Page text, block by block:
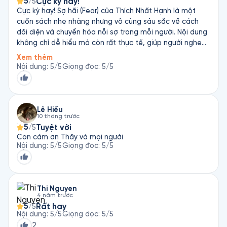
hưởng nắng ấm, trời trong, gió lành. Nếu quán chiếu sâu sắc
và tỏ tường lo sợ thì ta sẽ khám phá ra rằng ta có thể sống
một cuộc đời đáng sống.
Cực kỳ hay! Sợ hãi (Fear) của Thích Nhất Hạnh là một
cuốn sách nhẹ nhàng nhưng vô cùng sâu sắc về cách
đối diện và chuyển hóa nỗi sợ trong mỗi người. Nội dung
không chỉ dễ hiểu mà còn rất thực tế, giúp người nghe
nhận ra rằng nỗi sợ không phải là kẻ thù, mà là điều có
thể được ôm ấp và chữa lành. Giọng đọc truyền cảm,
chậm rãi và ấm áp khiến từng câu chữ trở nên thấm thía
hơn, rất phù hợp để nghe vào những lúc cần tĩnh tâm.
Mỗi chương đều mang lại một bài học ý nghĩa, giúp mình
hiểu rõ hơn về bản thân và học cách sống bình an giữa
những lo lắng, áp lực thường ngày. Đây là một cuốn sách
đáng nghe nhiều lần, đặc biệt cho những ai đang cảm
thấy bất an hoặc muốn tìm lại sự cân bằng trong cuộc
sống.
Xem thêm
Nội dung: 5/5Giọng đọc: 5/5
Lê Hiếu
10 tháng trước
5/5Tuyệt vời
Con cảm ơn Thầy và mọi người
Nội dung: 5/5Giọng đọc: 5/5
Thi Nguyen
4 năm trước
5/5 Rất hay
Nội dung: 5/5Giọng đọc: 5/5
2